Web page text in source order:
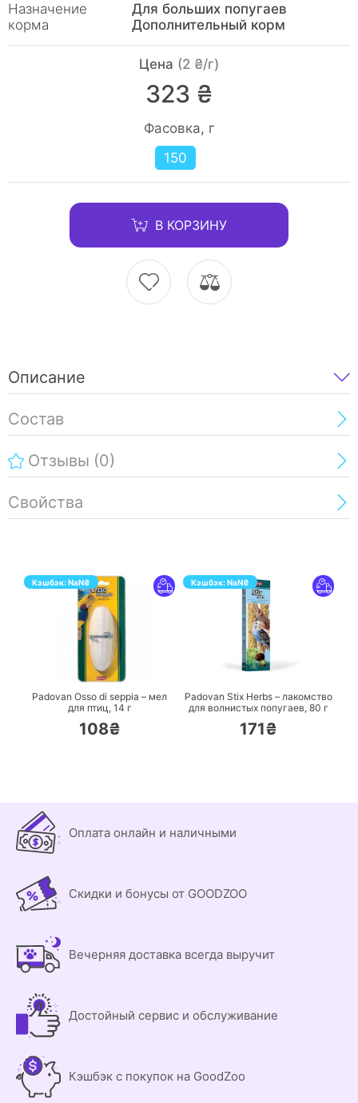
Назначение
корма
Для больших попугаев
Дополнительный корм
Цена (2 ₴/г)
323 ₴
Фасовка, г
150
В КОРЗИНУ
Описание
Состав
Отзывы (0)
Свойства
Кэшбэк:NaN₴
ПЕРЕЙТИ
Padovan Osso di seppia – мел
для птиц, 14 г
108₴
Кэшбэк:NaN₴
ПЕРЕЙТИ
Padovan Stix Herbs – лакомство
для волнистых попугаев, 80 г
171₴
Оплата онлайн и наличными
Скидки и бонусы от GOODZOO
Вечерняя доставка всегда выручит
Достойный сервис и обслуживание
Кэшбэк с покупок на GoodZoo